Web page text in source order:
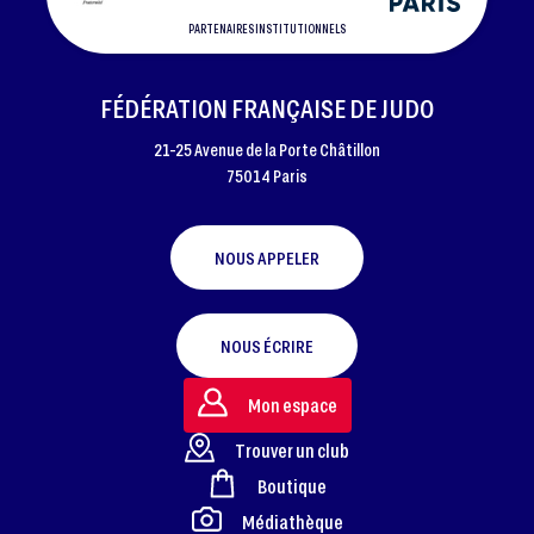
PARTENAIRES INSTITUTIONNELS
FOOTER
FÉDÉRATION FRANÇAISE DE JUDO
21-25 Avenue de la Porte Châtillon
75014 Paris
NOUS APPELER
NOUS ÉCRIRE
Mon espace
Trouver un club
Boutique
Médiathèque